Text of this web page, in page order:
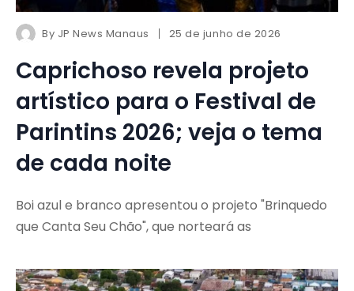
By JP News Manaus 25 de junho de 2026
Caprichoso revela projeto
artístico para o Festival de
Parintins 2026; veja o tema
de cada noite
Boi azul e branco apresentou o projeto "Brinquedo
que Canta Seu Chão", que norteará as